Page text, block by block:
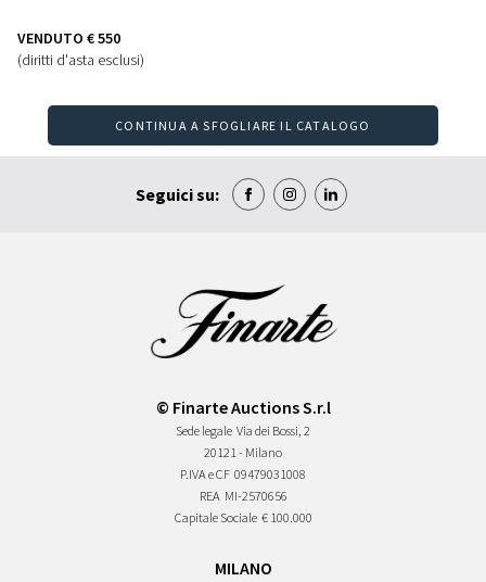
VENDUTO € 550
(diritti d'asta esclusi)
CONTINUA A SFOGLIARE IL CATALOGO
Seguici su:
© Finarte Auctions S.r.l
Sede legale Via dei Bossi, 2
20121 - Milano
P.IVA e CF 09479031008
REA MI-2570656
Capitale Sociale € 100.000
MILANO